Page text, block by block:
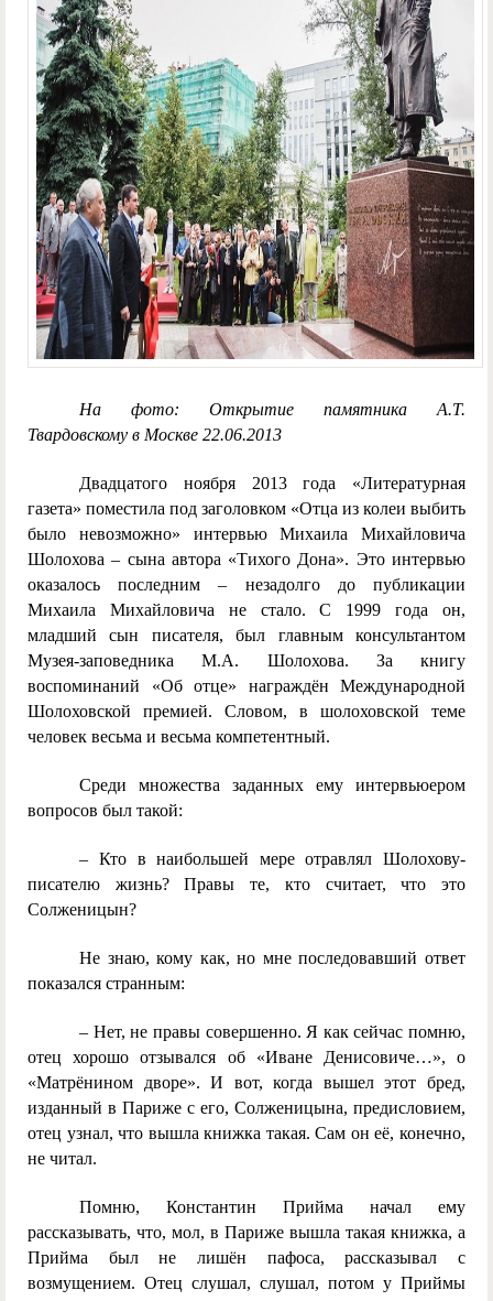
На фото: Открытие памятника А.Т.
Твардовскому в Москве 22.06.2013
Двадцатого ноября 2013 года «Литературная
газета» поместила под заголовком «Отца из колеи выбить
было невозможно» интервью Михаила Михайловича
Шолохова – сына автора «Тихого Дона». Это интервью
оказалось последним – незадолго до публикации
Михаила Михайловича не стало. С 1999 года он,
младший сын писателя, был главным консультантом
Музея-заповедника М.А. Шолохова. За книгу
воспоминаний «Об отце» награждён Международной
Шолоховской премией. Словом, в шолоховской теме
человек весьма и весьма компетентный.
Среди множества заданных ему интервьюером
вопросов был такой:
– Кто в наибольшей мере отравлял Шолохову-
писателю жизнь? Правы те, кто считает, что это
Солженицын?
Не знаю, кому как, но мне последовавший ответ
показался странным:
– Нет, не правы совершенно. Я как сейчас помню,
отец хорошо отзывался об «Иване Денисовиче…», о
«Матрёнином дворе». И вот, когда вышел этот бред,
изданный в Париже с его, Солженицына, предисловием,
отец узнал, что вышла книжка такая. Сам он её, конечно,
не читал.
Помню, Константин Прийма начал ему
рассказывать, что, мол, в Париже вышла такая книжка, а
Прийма был не лишён пафоса, рассказывал с
возмущением. Отец слушал, слушал, потом у Приймы